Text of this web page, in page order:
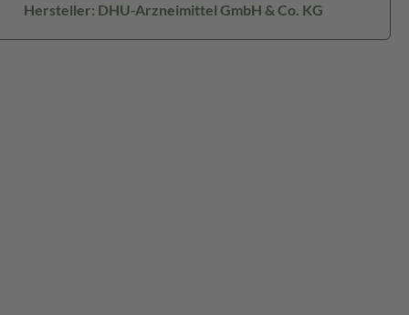
Hersteller: DHU-Arzneimittel GmbH & Co. KG